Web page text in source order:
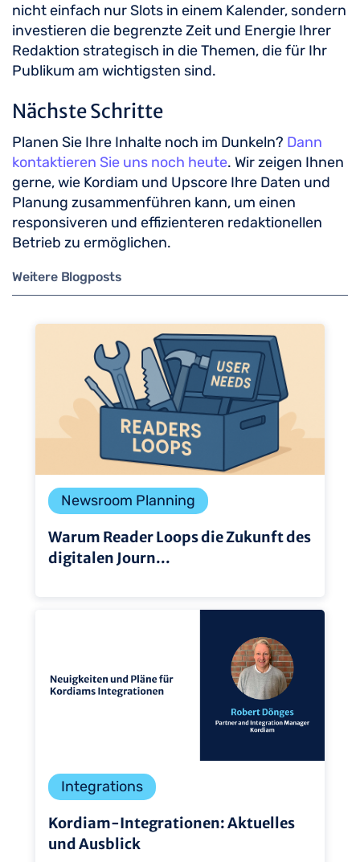
nicht einfach nur Slots in einem Kalender, sondern
investieren die begrenzte Zeit und Energie Ihrer
Redaktion strategisch in die Themen, die für Ihr
Publikum am wichtigsten sind.
Nächste Schritte
Planen Sie Ihre Inhalte noch im Dunkeln? Dann
kontaktieren Sie uns noch heute. Wir zeigen Ihnen
gerne, wie Kordiam und Upscore Ihre Daten und
Planung zusammenführen kann, um einen
responsiveren und effizienteren redaktionellen
Betrieb zu ermöglichen.
Weitere Blogposts
Newsroom Planning
Warum Reader Loops die Zukunft des
digitalen Journ...
Integrations
Kordiam-Integrationen: Aktuelles
und Ausblick